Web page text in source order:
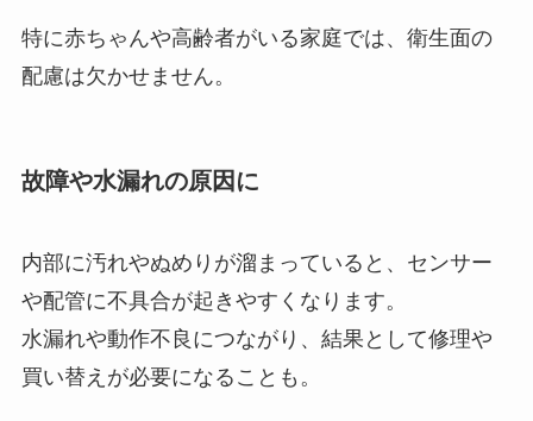
特に赤ちゃんや高齢者がいる家庭では、衛生面の
配慮は欠かせません。
故障や水漏れの原因に
内部に汚れやぬめりが溜まっていると、センサー
や配管に不具合が起きやすくなります。
水漏れや動作不良につながり、結果として修理や
買い替えが必要になることも。